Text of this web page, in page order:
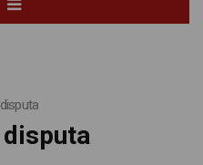
disputa
disputa